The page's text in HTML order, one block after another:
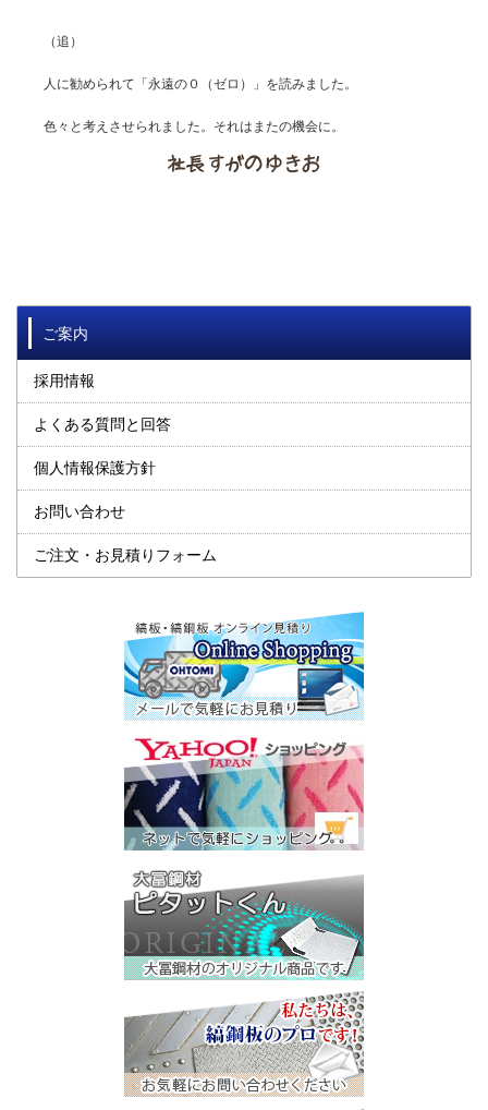
（追）
人に勧められて「永遠の０（ゼロ）」を読みました。
色々と考えさせられました。それはまたの機会に。
ご案内
採用情報
よくある質問と回答
個人情報保護方針
お問い合わせ
ご注文・お見積りフォーム